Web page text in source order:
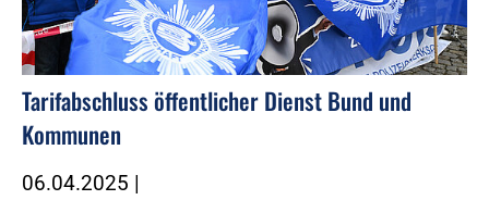
Tarifabschluss öffentlicher Dienst Bund und
Kommunen
06.04.2025 |